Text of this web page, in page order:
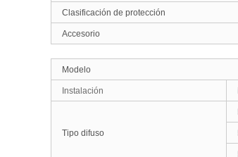
Clasificación de protección
Accesorio
Modelo
Instalación
Tipo difuso